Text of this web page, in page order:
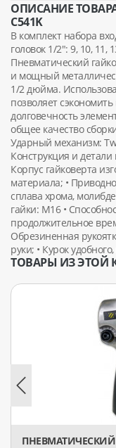
ОПИСАНИЕ
C541K
В комплект набора
головок 1/2": 9, 10, 11,
Пневматический
и мощный
1/2 дюйма.
позволяет
долговечность
общее качество
Ударный механизм:
Конструкция и
Корпус гайковерта
материала; •
сплава хрома,
гайки: M16 •
продолжительное
Обрезиненная
руки; • Курок
ТОВАРЫ ИЗ ЭТОЙ
ПНЕВМАТИЧЕСКИЙ